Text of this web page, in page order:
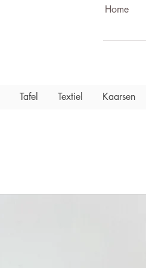
Home
Tafel Textiel Kaarsen